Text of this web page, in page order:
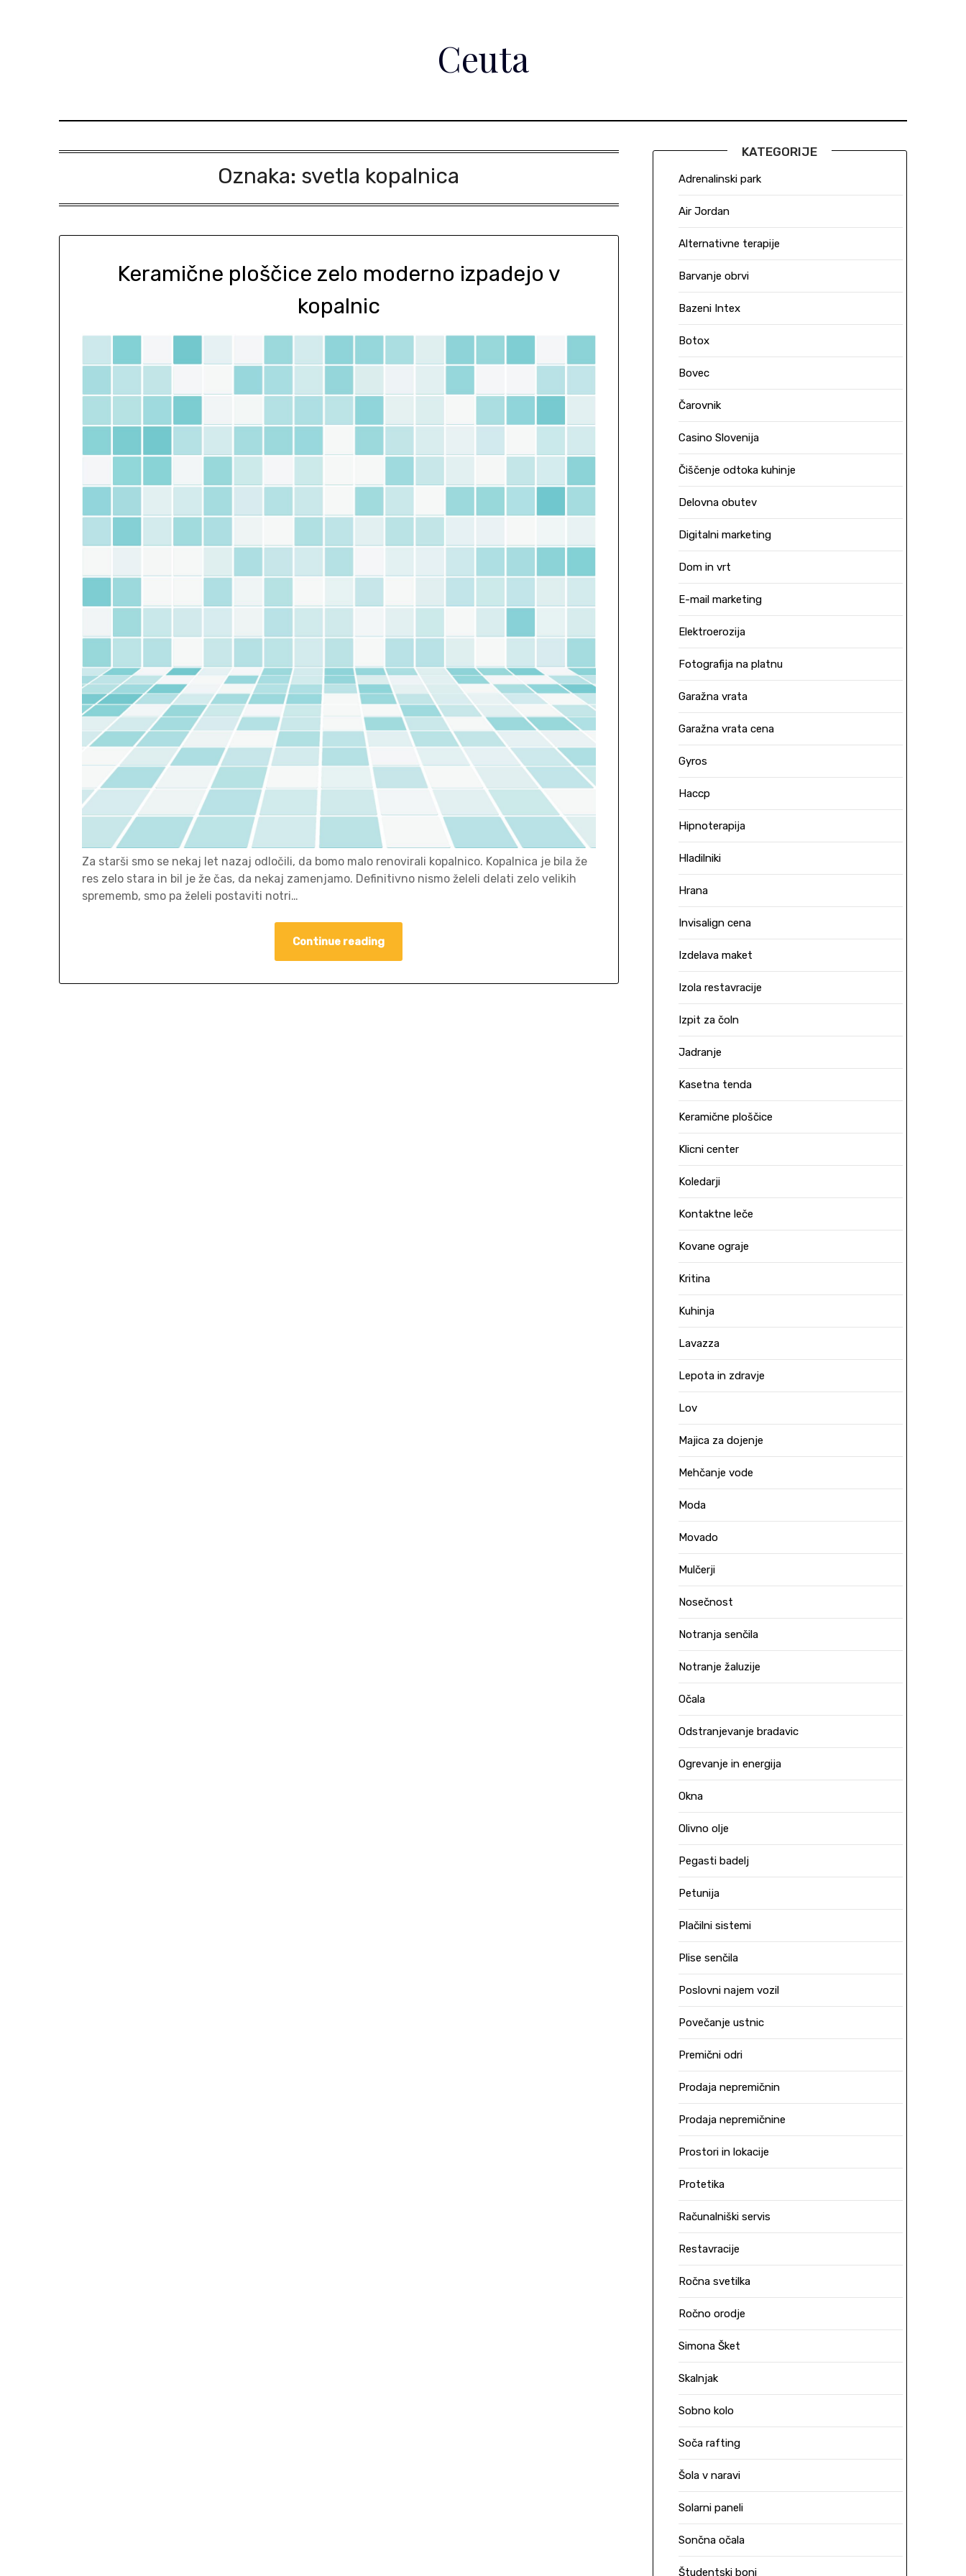
Ceuta
Oznaka: svetla kopalnica
Keramične ploščice zelo moderno izpadejo v
kopalnic
Za starši smo se nekaj let nazaj odločili, da bomo malo renovirali kopalnico. Kopalnica je bila že
res zelo stara in bil je že čas, da nekaj zamenjamo. Definitivno nismo želeli delati zelo velikih
sprememb, smo pa želeli postaviti notri…
Continue reading
KATEGORIJE
Adrenalinski park
Air Jordan
Alternativne terapije
Barvanje obrvi
Bazeni Intex
Botox
Bovec
Čarovnik
Casino Slovenija
Čiščenje odtoka kuhinje
Delovna obutev
Digitalni marketing
Dom in vrt
E-mail marketing
Elektroerozija
Fotografija na platnu
Garažna vrata
Garažna vrata cena
Gyros
Haccp
Hipnoterapija
Hladilniki
Hrana
Invisalign cena
Izdelava maket
Izola restavracije
Izpit za čoln
Jadranje
Kasetna tenda
Keramične ploščice
Klicni center
Koledarji
Kontaktne leče
Kovane ograje
Kritina
Kuhinja
Lavazza
Lepota in zdravje
Lov
Majica za dojenje
Mehčanje vode
Moda
Movado
Mulčerji
Nosečnost
Notranja senčila
Notranje žaluzije
Očala
Odstranjevanje bradavic
Ogrevanje in energija
Okna
Olivno olje
Pegasti badelj
Petunija
Plačilni sistemi
Plise senčila
Poslovni najem vozil
Povečanje ustnic
Premični odri
Prodaja nepremičnin
Prodaja nepremičnine
Prostori in lokacije
Protetika
Računalniški servis
Restavracije
Ročna svetilka
Ročno orodje
Simona Šket
Skalnjak
Sobno kolo
Soča rafting
Šola v naravi
Solarni paneli
Sončna očala
Študentski boni